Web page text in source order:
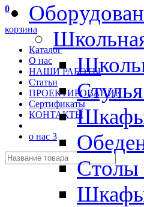
0
корзина
Каталог
О нас
НАШИ РАБОТЫ
Статьи
ПРОЕКТИРОВАНИЕ
Сертификаты
КОНТАКТЫ
о нас 3
Шкафы
Столы
Шкафы